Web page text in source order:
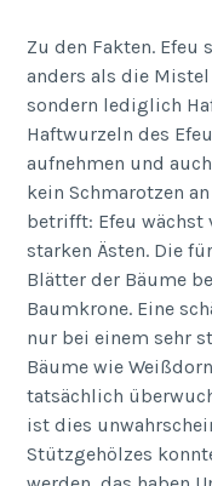
Zu den Fakten. Efeu
anders als die
sondern lediglich
Haftwurzeln des
aufnehmen und
kein Schmarotzen
betrifft: Efeu wächst
starken Ästen. Die
Blätter der Bäume
Baumkrone. Eine
nur bei einem sehr
Bäume wie
tatsächlich
ist dies
Stützgehölzes